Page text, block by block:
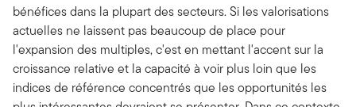
bénéfices dans la plupart des secteurs. Si les valorisations
actuelles ne laissent pas beaucoup de place pour
l'expansion des multiples, c'est en mettant l'accent sur la
croissance relative et la capacité à voir plus loin que les
indices de référence concentrés que les opportunités les